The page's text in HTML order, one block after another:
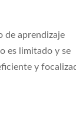
de aprendizaje
es limitado y se
y